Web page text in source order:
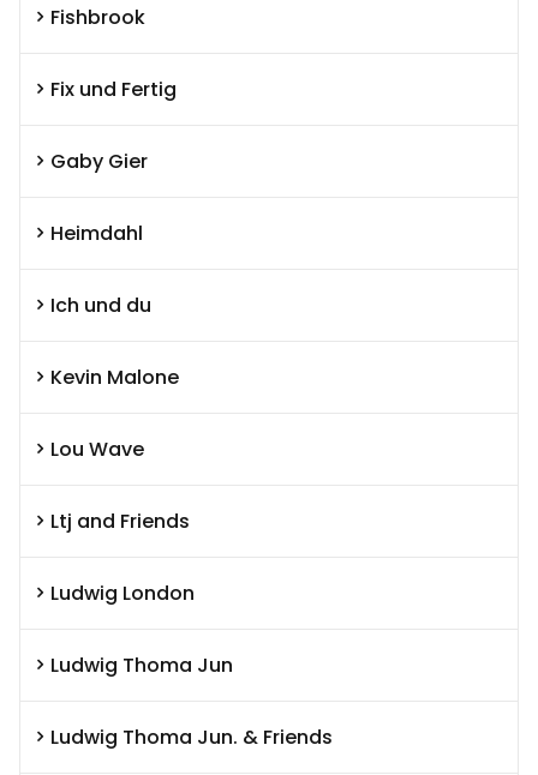
Fishbrook
Fix und Fertig
Gaby Gier
Heimdahl
Ich und du
Kevin Malone
Lou Wave
Ltj and Friends
Ludwig London
Ludwig Thoma Jun
Ludwig Thoma Jun. & Friends